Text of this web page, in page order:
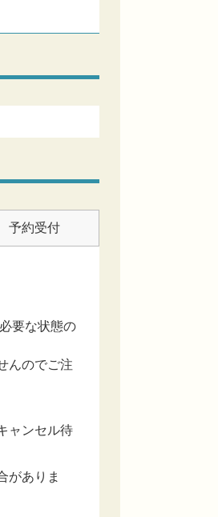
予約受付
要な状態の
んのでご注
ャンセル待
がありま